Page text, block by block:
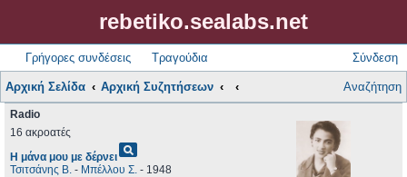
rebetiko.sealabs.net
Γρήγορες συνδέσεις Τραγούδια Σύνδεση
Αρχική Σελίδα Αρχική Συζητήσεων Αναζήτηση
Radio
16 ακροατές
Η μάνα μου με δέρνειpageview
Τσιτσάνης Β. - Μπέλλου Σ. - 1948